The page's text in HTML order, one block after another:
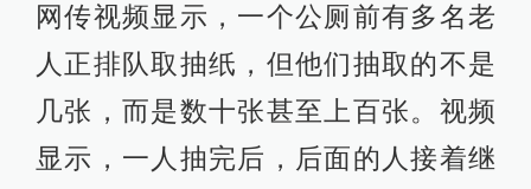
网传视频显示，一个公厕前有多名老
人正排队取抽纸，但他们抽取的不是
几张，而是数十张甚至上百张。视频
显示，一人抽完后，后面的人接着继